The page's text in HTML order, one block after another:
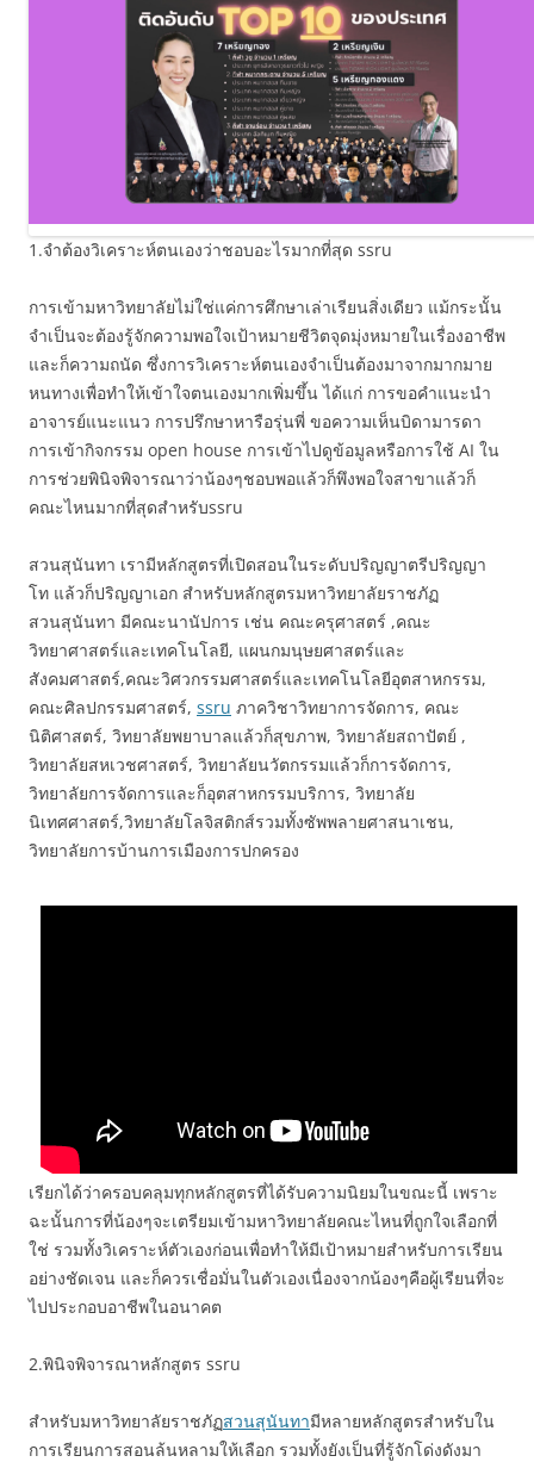
1.จำต้องวิเคราะห์ตนเองว่าชอบอะไรมากที่สุด ssru
การเข้ามหาวิทยาลัยไม่ใช่แค่การศึกษาเล่าเรียนสิ่งเดียว แม้กระนั้น
จำเป็นจะต้องรู้จักความพอใจเป้าหมายชีวิตจุดมุ่งหมายในเรื่องอาชีพ
และก็ความถนัด ซึ่งการวิเคราะห์ตนเองจำเป็นต้องมาจากมากมาย
หนทางเพื่อทำให้เข้าใจตนเองมากเพิ่มขึ้น ได้แก่ การขอคำแนะนำ
อาจารย์แนะแนว การปรึกษาหารือรุ่นพี่ ขอความเห็นบิดามารดา
การเข้ากิจกรรม open house การเข้าไปดูข้อมูลหรือการใช้ AI ใน
การช่วยพินิจพิจารณาว่าน้องๆชอบพอแล้วก็พึงพอใจสาขาแล้วก็
คณะไหนมากที่สุดสำหรับssru
สวนสุนันทา เรามีหลักสูตรที่เปิดสอนในระดับปริญญาตรีปริญญา
โท แล้วก็ปริญญาเอก สำหรับหลักสูตรมหาวิทยาลัยราชภัฏ
สวนสุนันทา มีคณะนานัปการ เช่น คณะครุศาสตร์ ,คณะ
วิทยาศาสตร์และเทคโนโลยี, แผนกมนุษยศาสตร์และ
สังคมศาสตร์,คณะวิศวกรรมศาสตร์และเทคโนโลยีอุตสาหกรรม,
คณะศิลปกรรมศาสตร์, ssru ภาควิชาวิทยาการจัดการ, คณะ
นิติศาสตร์, วิทยาลัยพยาบาลแล้วก็สุขภาพ, วิทยาลัยสถาปัตย์ ,
วิทยาลัยสหเวชศาสตร์, วิทยาลัยนวัตกรรมแล้วก็การจัดการ,
วิทยาลัยการจัดการและก็อุตสาหกรรมบริการ, วิทยาลัย
นิเทศศาสตร์,วิทยาลัยโลจิสติกส์รวมทั้งซัพพลายศาสนาเชน,
วิทยาลัยการบ้านการเมืองการปกครอง
เรียกได้ว่าครอบคลุมทุกหลักสูตรที่ได้รับความนิยมในขณะนี้ เพราะ
ฉะนั้นการที่น้องๆจะเตรียมเข้ามหาวิทยาลัยคณะไหนที่ถูกใจเลือกที่
ใช่ รวมทั้งวิเคราะห์ตัวเองก่อนเพื่อทำให้มีเป้าหมายสำหรับการเรียน
อย่างชัดเจน และก็ควรเชื่อมั่นในตัวเองเนื่องจากน้องๆคือผู้เรียนที่จะ
ไปประกอบอาชีพในอนาคต
2.พินิจพิจารณาหลักสูตร ssru
สำหรับมหาวิทยาลัยราชภัฏสวนสุนันทามีหลายหลักสูตรสำหรับใน
การเรียนการสอนล้นหลามให้เลือก รวมทั้งยังเป็นที่รู้จักโด่งดังมา